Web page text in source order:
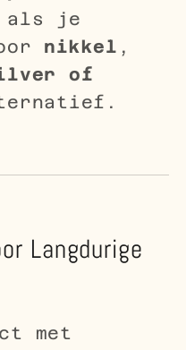
als je
nikkel ,
of
Langdurige
met